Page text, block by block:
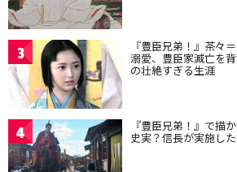
3 『豊臣兄弟！』茶々
溺愛、豊臣家滅亡を
の壮絶すぎる生涯
4 『豊臣兄弟！』で描
史実？信長が実施し